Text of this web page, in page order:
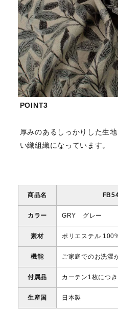
POINT3
厚みのあるしっかりした生
い織組織になっています。
商品名
カラー GRY グレー
素材 ポリエステル
機能 ご家庭でのお洗濯
付属品 カーテン1枚につ
生産国 日本製